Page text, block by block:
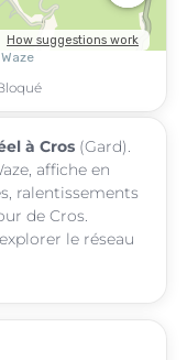
à Cros (Gard).
affiche en
ralentissements
de Cros.
le réseau